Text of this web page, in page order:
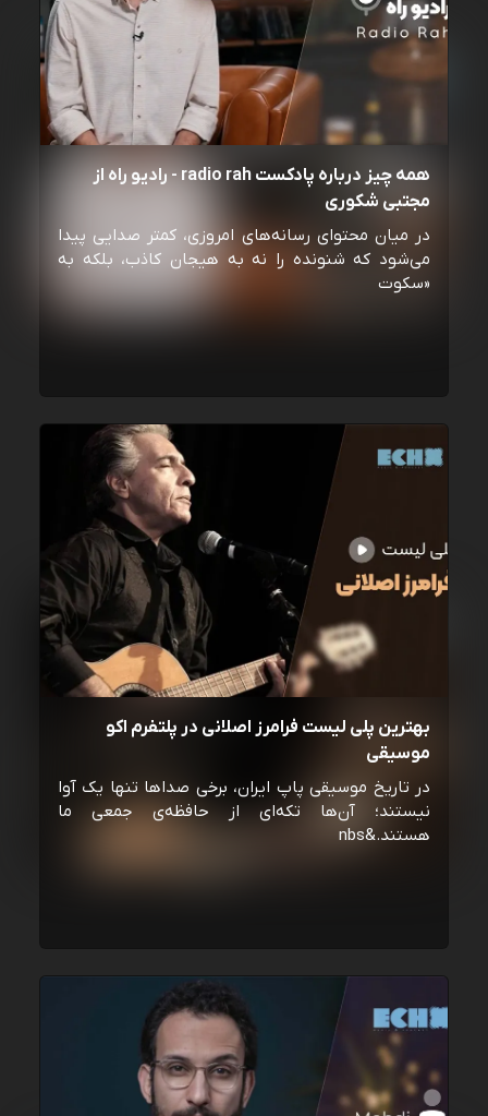
همه چیز درباره پادکست radio rah - رادیو راه از
مجتبی شکوری
در میان محتوای رسانه‌های امروزی، کمتر صدایی پیدا
می‌شود که شنونده را نه به هیجان کاذب، بلکه به
«سکوت
بهترین پلی لیست فرامرز اصلانی در پلتفرم اکو
موسیقی
در تاریخ موسیقی پاپ ایران، برخی صداها تنها یک آوا
نیستند؛ آن‌ها تکه‌ای از حافظه‌ی جمعی ما
هستند.&nbs